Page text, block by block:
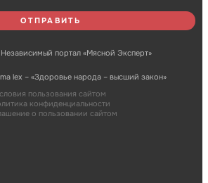
портал «Мясной Эксперт»
lex – «Здоровье народа – высший закон»
пользования сайтом
конфиденциальности
о пользовании сайтом